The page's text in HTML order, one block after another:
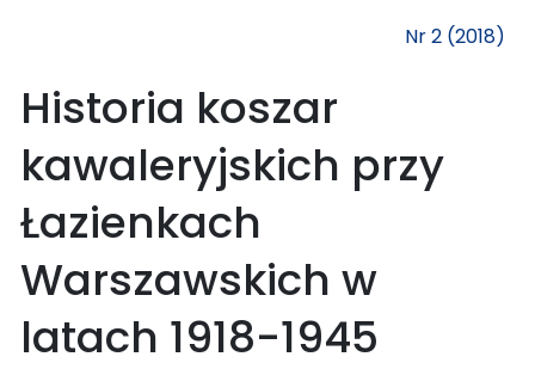
Nr 2 (2018)
Historia koszar
kawaleryjskich przy
Łazienkach
Warszawskich w
latach 1918-1945